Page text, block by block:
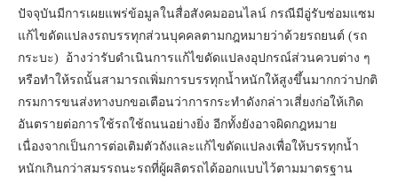
ปัจจุบันมีการเผยแพร่ข้อมูลในสื่อสังคมออนไลน์ กรณีมีอู่รับซ่อมแซม
แก้ไขดัดแปลงรถบรรทุกส่วนบุคคลตามกฎหมายว่าด้วยรถยนต์ (รถ
กระบะ) อ้างว่ารับดำเนินการแก้ไขดัดแปลงอุปกรณ์ส่วนควบต่าง ๆ
หรือทำให้รถนั้นสามารถเพิ่มการบรรทุกน้ำหนักให้สูงขึ้นมากกว่าปกติ
กรมการขนส่งทางบกขอเตือนว่าการกระทำดังกล่าวเสี่ยงก่อให้เกิด
อันตรายต่อการใช้รถใช้ถนนอย่างยิ่ง อีกทั้งยังอาจผิดกฎหมาย
เนื่องจากเป็นการต่อเติมตัวถังและแก้ไขดัดแปลงเพื่อให้บรรทุกน้ำ
หนักเกินกว่าสมรรถนะรถที่ผู้ผลิตรถได้ออกแบบไว้ตามมาตรฐาน